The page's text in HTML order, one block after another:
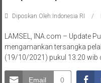
Diposkan Oleh:Indonesia RI
LAMSEL, INA.com – Update
mengamankan tersangka
(19/10/2021) pukul 13.20 wib
Email 0